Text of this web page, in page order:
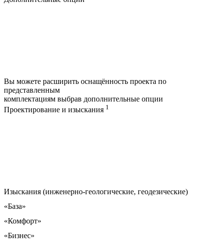
Вы можете расширить оснащённость проекта по
представленным
комплектациям выбрав дополнительные опции
Проектирование и изыскания 1
Изыскания (инженерно-геологические, геодезические)
«База»
«Комфорт»
«Бизнес»